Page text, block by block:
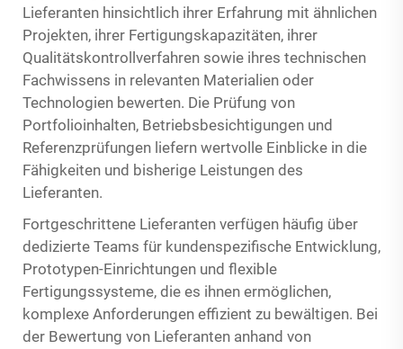
Lieferanten hinsichtlich ihrer Erfahrung mit ähnlichen
Projekten, ihrer Fertigungskapazitäten, ihrer
Qualitätskontrollverfahren sowie ihres technischen
Fachwissens in relevanten Materialien oder
Technologien bewerten. Die Prüfung von
Portfolioinhalten, Betriebsbesichtigungen und
Referenzprüfungen liefern wertvolle Einblicke in die
Fähigkeiten und bisherige Leistungen des
Lieferanten.
Fortgeschrittene Lieferanten verfügen häufig über
dedizierte Teams für kundenspezifische Entwicklung,
Prototypen-Einrichtungen und flexible
Fertigungssysteme, die es ihnen ermöglichen,
komplexe Anforderungen effizient zu bewältigen. Bei
der Bewertung von Lieferanten anhand von